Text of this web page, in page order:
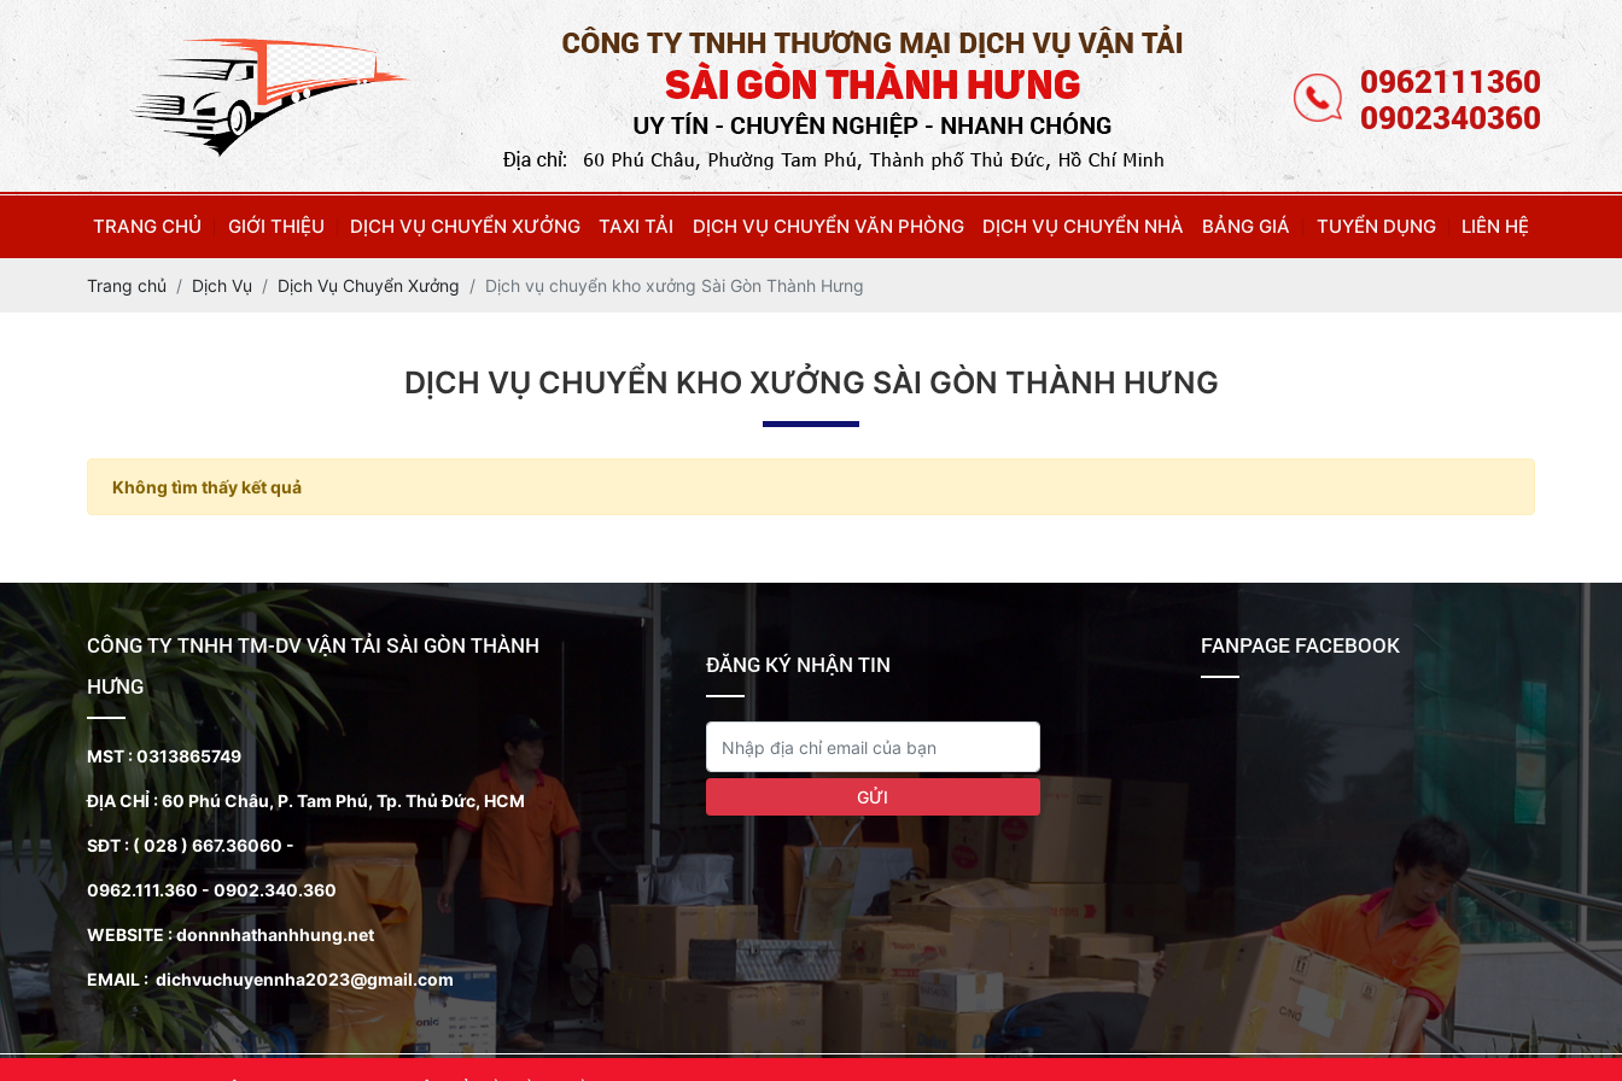
0962111360
0902340360
TRANG CHỦ GIỚI THIỆU DỊCH VỤ CHUYỂN XƯỞNG TAXI TẢI DỊCH VỤ CHUYỂN VĂN PHÒNG DỊCH VỤ CHUYỂN NHÀ BẢNG GIÁ TUYỂN DỤNG LIÊN HỆ
Trang chủ Dịch Vụ Dịch Vụ Chuyển Xưởng Dịch vụ chuyển kho xưởng Sài Gòn Thành Hưng
DỊCH VỤ CHUYỂN KHO XƯỞNG SÀI GÒN THÀNH HƯNG
Không tìm thấy kết quả
CÔNG TY TNHH TM-DV VẬN TẢI SÀI GÒN THÀNH
HƯNG
MST : 0313865749
ĐỊA CHỈ :60 Phú Châu, P. Tam Phú, Tp. Thủ Đức, HCM
SĐT : ( 028 ) 667.36060 -
0962.111.360 - 0902.340.360
WEBSITE : donnnhathanhhung.net
EMAIL : dichvuchuyennha2023@gmail.com
ĐĂNG KÝ NHẬN TIN
FANPAGE FACEBOOK